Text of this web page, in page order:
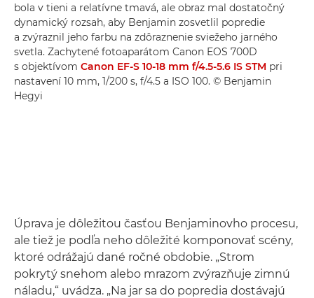
bola v tieni a relatívne tmavá, ale obraz mal dostatočný
dynamický rozsah, aby Benjamin zosvetlil popredie
a zvýraznil jeho farbu na zdôraznenie sviežeho jarného
svetla. Zachytené fotoaparátom Canon EOS 700D
s objektívom Canon EF-S 10-18 mm f/4.5-5.6 IS STM pri
nastavení 10 mm, 1/200 s, f/4.5 a ISO 100. © Benjamin
Hegyi
Úprava je dôležitou časťou Benjaminovho procesu,
ale tiež je podľa neho dôležité komponovať scény,
ktoré odrážajú dané ročné obdobie. „Strom
pokrytý snehom alebo mrazom zvýrazňuje zimnú
náladu,“ uvádza. „Na jar sa do popredia dostávajú